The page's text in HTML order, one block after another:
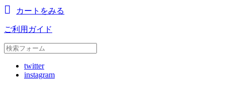
カートをみる
ご利用ガイド
twitter
instagram